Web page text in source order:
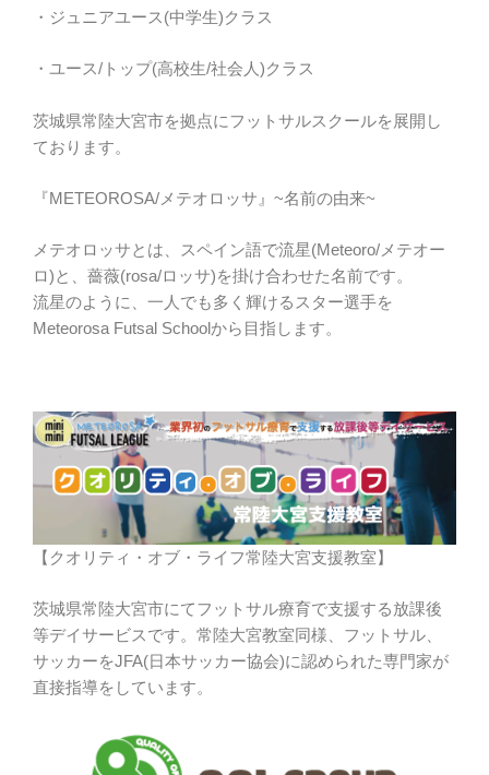
・ジュニアユース(中学生)クラス
・ユース/トップ(高校生/社会人)クラス
茨城県常陸大宮市を拠点にフットサルスクールを展開し
ております。
『METEOROSA/メテオロッサ』~名前の由来~
メテオロッサとは、スペイン語で流星(Meteoro/メテオー
ロ)と、薔薇(rosa/ロッサ)を掛け合わせた名前です。
流星のように、一人でも多く輝けるスター選手を
Meteorosa Futsal Schoolから目指します。
【クオリティ・オブ・ライフ常陸大宮支援教室】
茨城県常陸大宮市にてフットサル療育で支援する放課後
等デイサービスです。常陸大宮教室同様、フットサル、
サッカーをJFA(日本サッカー協会)に認められた専門家が
直接指導をしています。